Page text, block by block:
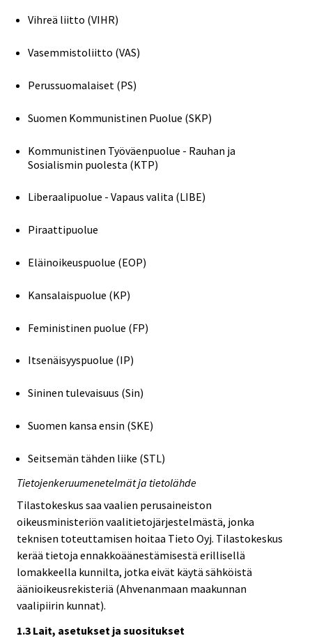
Vihreä liitto (VIHR)
Vasemmistoliitto (VAS)
Perussuomalaiset (PS)
Suomen Kommunistinen Puolue (SKP)
Kommunistinen Työväenpuolue - Rauhan ja
Sosialismin puolesta (KTP)
Liberaalipuolue - Vapaus valita (LIBE)
Piraattipuolue
Eläinoikeuspuolue (EOP)
Kansalaispuolue (KP)
Feministinen puolue (FP)
Itsenäisyyspuolue (IP)
Sininen tulevaisuus (Sin)
Suomen kansa ensin (SKE)
Seitsemän tähden liike (STL)
Tietojenkeruumenetelmät ja tietolähde
Tilastokeskus saa vaalien perusaineiston
oikeusministeriön vaalitietojärjestelmästä, jonka
teknisen toteuttamisen hoitaa Tieto Oyj. Tilastokeskus
kerää tietoja ennakkoäänestämisestä erillisellä
lomakkeella kunnilta, jotka eivät käytä sähköistä
äänioikeusrekisteriä (Ahvenanmaan maakunnan
vaalipiirin kunnat).
1.3 Lait, asetukset ja suositukset